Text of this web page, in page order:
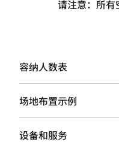
请注意：所有
容纳人数表
场地布置示例
设备和服务